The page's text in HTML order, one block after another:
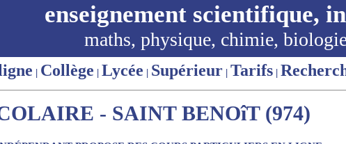
enseignement scientifique,
maths, physique, chimie,
| Collège | Lycée | Supérieur | Tarifs |
- SAINT BENOîT (974)